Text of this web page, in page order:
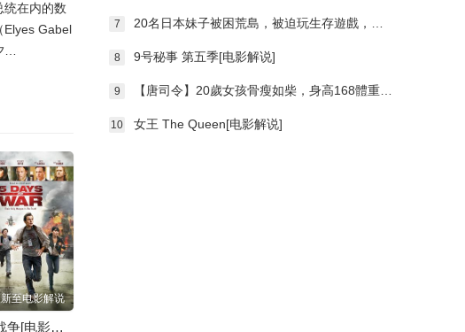
统在内的数
Elyes Gabel
…
至电影解说
五日战争[电影解说]
7 20名日本妹子被困荒島，被迫玩生存遊戲，最終只能活一人！
8 9号秘事 第五季[电影解说]
9 【唐司令】20歲女孩骨瘦如柴，身高168體重58斤
10 女王 The Queen[电影解说]